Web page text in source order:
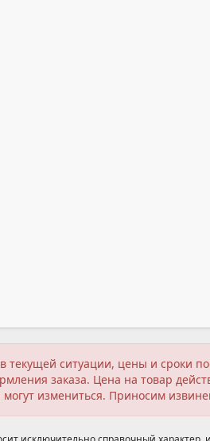
текущей ситуации, цены и сроки
заказа. Цена на товар
могут измениться. Приносим